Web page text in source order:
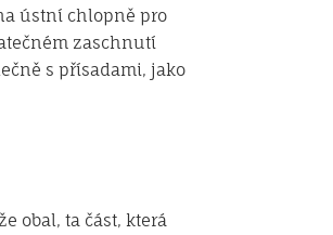
ústní chlopně pro
zaschnutí
s přísadami, jako
obal, ta část, která